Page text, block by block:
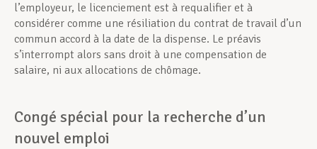
l’employeur, le licenciement est à requalifier et à
considérer comme une résiliation du contrat de travail d’un
commun accord à la date de la dispense. Le préavis
s’interrompt alors sans droit à une compensation de
salaire, ni aux allocations de chômage.
Congé spécial pour la recherche d’un
nouvel emploi